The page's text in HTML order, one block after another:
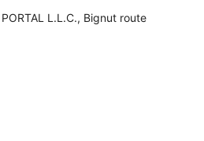
L.L.C., Bignut route